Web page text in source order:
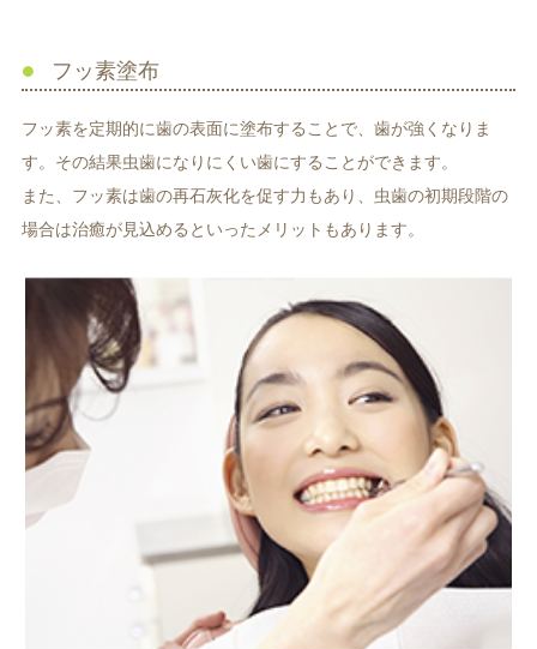
フッ素塗布
フッ素を定期的に歯の表面に塗布することで、歯が強くなりま
す。その結果虫歯になりにくい歯にすることができます。
また、フッ素は歯の再石灰化を促す力もあり、虫歯の初期段階の
場合は治癒が見込めるといったメリットもあります。